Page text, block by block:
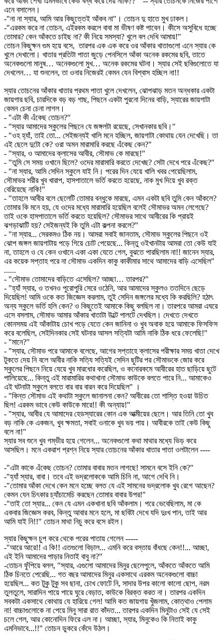
এনে বসালেন।
-"না না স্যার, আমি আর কিছুত্তেই আঁকব না"। তোচন দু হাতে মুখ ঢাকল।
-"এরকম করে না তোচন, এইরকম করলে বাবা মা ভীষণ কষ্ট পাবেন। কীসে অসুবিধে হচ্ছে
তোমার? কেন আঁকতে চাইছ না? কী নিয়ে সমস্যা? খুলে বল দেখি আমায়!"
তোচন কিছুক্ষন গুম হয়ে বসে, তারপর এক এক করে ওর আঁকার খাতাগুলো এনে স্যার কে
খুলে দেখালো। খাতার প্রতিটা পাতা জুড়ে পেনসিলে আঁকা অনেক রকমের ছবি, তাতে
অনেকগুলো মানুষ… অনেকগুলো মুখ… অনেক রকমের ঘটনা। স্যার সেই ছবিগুলোতে যা
দেখলেন… যা শুনলেন, তা ওনার নিজেরই কেমন যেন বিশ্বাস হচ্ছিল না!!
স্যার তোচনের আঁকার খাতার প্রথম পাতা খুলে দেখলেন, ঝোপঝাড় মতন অন্ধকার একটা
জায়গার ছবি, চারদিকে বড় বড় গাছ, পিছনে একটা পুরনো দিনের বাড়ি, স্যারের জায়গাটা
কেমন চেনা চেনা লাগল।
- "এটা কী এঁকেছ তোচন?"
- "স্যার আমাদের স্কুলের পিছনে যে জঙ্গলটা রয়েছে, সেখানকার ছবি।"
- "ওহ হ্যাঁ, তাই তো... সেইজন্যই খালি মনে হচ্ছিল, জায়গাটা কোথায় যেন দেখেছি। তা
এই ছেলে দুটো কে? ওরা অমন মারামারি করছে এঁকেছ কেন?"
- "স্যার, ও আমাদের ক্লাসের আবীর, সৌমাভ কে মারছে!"
- "তুমি সে সময় ওখানে ছিলে? ওদের মারামারি করতে দেখেছ? সেটা দেখে পরে এঁকেছ?"
- "না স্যার, আমি সেদিন স্কুলে যাই নি। পরের দিন যেয়ে খালি খবর পেয়েছিলাম,
সৌমাভর শরীর খুব খারাপ, হাসপাতালে ভর্তি করতে হয়েছে, নাক মুখ দিয়ে খুব রক্ত
বেরিয়েছে নাকি!"
- "তাহলে আবীর বলে ছেলেটি তোমার বন্ধুকে মারছে, এমন একটা ছবি তুমি কেন আঁকলে?
তোমার কি মনে হয়, যে ওদের মধ্যে মারামারি হয়েছিল বলেই সৌমাভর অমন লেগেছে?
তাই ওকে হাসপাতালে ভর্তি করতে হয়েছিল? সৌমাভর সাথে আবীরের কি প্রায়ই
ঝগড়াঝাটি হয়? সেইজন্যই কি তুমি এটা কল্পনা করলে?"
- "না স্যার... সেরকমও ঠিক নয়। আমরা সবাই জানতাম, সৌমাভ স্কুলের পিছনে ওই
ঝোপ জঙ্গল জায়গাটায় পড়ে গিয়ে চোট পেয়েছে... কিন্তু ওইখানটায় আমরা তো কেউ যাই
না, তাহলে ও যে কেন ওখানে একা একা যেতে গেল, বুঝতে পারছিলাম না!! জানেন স্যার,
এর কয়েক সপ্তাহ পরে না সৌমাভ একদিন কাকু কাকীমার সাথে আমাদের বাড়ি এসেছিল"
......
- "সৌমাভ তোমাদের বাড়িতে এসেছিল? আচ্ছা… তারপর?"
- "হ্যাঁ স্যার, ও তখনও পুরোপুরি সেরে ওঠেনি, আর আমাদের স্কুলও ততদিনে ছেড়ে
দিয়েছিল! আমি ওকে কত জিজ্ঞেস করলাম, তুই সেদিন জঙ্গলের মধ্যে কি করছিলি? হঠাৎ
অন্য স্কুলে ভর্তি হলি কেন? ও কিছুতেই আমাকে কিছু বলছিল না। তারপরে আমরা এঘরে
এসে বসলাম, সৌমাভ আমার আঁকার খাতাটা উল্টে পালটে দেখছিল। দেখতে দেখতে
কোনসময় এই আঁকাটায় চোখ পড়ে যেতে কেন জানিনা ও খুব অবাক হয়ে আমাকে ফিসফিস
করে বলেছিল, সেইদিনকার সেই ঘটনার আসল সত্যিটা আমি নাকি ঠিক ধরে ফেলেছি!"
- "মানে?"
- "স্যার, সৌমাভ পরে আমাকে বলেছে, আগের সপ্তাহে ক্লাসের পরীক্ষার সময় খাতা দেখে
টুকতে দেয় নি বলে আবীর নাকি সত্যি সত্যিই সেদিন ছুটির পর সৌমাভকে জোর করে
স্কুলের পিছনে নিয়ে যেয়ে খুব মারধোর করেছিল, ও কনোরকমে আবীরের হাত ছাড়িয়ে ছুটে
পালিয়েছে... কিন্তু এই মারামারির কথাখানা সৌমাভ কাউকে বলতে পারে নি... আমাকেও
এই ঘটনাটা স্কুলে বলতে বার বার বারন করে দিয়েছিল" ।
- "কিন্ত সৌমাভ এই কথাটা স্কুলে জানালনা কেন? আবীরের তো শাস্তি হওয়া উচিত
ছিল! এরকম ভাবে কেউ কাউকে মারে!! কী অন্যায়!"
- "স্যার, আবীর যে আমাদের হেডস্যারের কোন এক আত্মীয়ের ছেলে। আর তিনি তো খুব
বড় নাকি কে একজন, খুব ক্ষমতা, সবাই ওনাকে খুব ভয় পায়। আবীরকে তাই কেউ কিছু
বলে না!"
স্যার সব শুনে খুব গম্ভীর হয়ে গেলেন... অনেকগুলো কথা মাথার মধ্যে ভিড় করে
আসছিল। মনে একরাশ প্রশ্ন নিয়ে স্যার তোচনের আঁকার খাতার পাতা ওলটালেন ----
-"এটা কাকে এঁকেছ তোচন? তোমার বাবার মতন লাগছে! সামনে বসে ইনি কে?"
-"হ্যাঁ স্যার, বাবা। তবে এই ভদ্রলোককে আমি চিনি না, আগে দেখি নি।
-"তোমার আঁকা দেখে কেন মনে হচ্ছে বলত যে এই সামনের ভদ্রলোক খুব রেগে আছেন?
কেমন যেন চিৎকার চ্যাঁচামেচি করছেন তোমার বাবার উপর!"
-"তাই তো স্যার... কেন যে এমন একখানা ছবি আঁকলাম। পরে ভেবেছিলাম, মা কে
একবার জিজ্ঞেস করব, কিন্তু আবার মনে হলে, মা ছবিটা দেখে যদি দুঃখ পান, তাই আর
আমি যাই নি!!" তোচন মাথা নিচু করে বসে রইল।
স্যার কিছুক্ষন চুপ করে থেকে পরের পাতায় গেলেন -----
-"আরে আরে!! এ কি!! এতগুলো বিড়াল... এমনি করে বস্তায় বাঁধছে কেন!!... আচ্ছা,
এই ইনি আমাদের পাড়ার নিতাই বাবু না?"
-তোচন ফুঁপিয়ে বলল, "স্যার, এগুলো আমাদের মিনুর ছেলেপুলে, আঁকতে আঁকতে আমি
ঠিক চিনতে পেরেছি... গত বছর আমাদের মিনুর একসাথে এরকম অনেকগুলো বাচ্চা
হয়েছিল... কত টুকু টুকু সব ছানা, চোখ ফোটে নি, সাদার উপর কালো কালো ছোপ, নরম
তুলতুলে, সারাদিন পায়ে পায়ে ঘুরে বেড়াত, কাউকে বিরক্ত করত না। তারপর একদিন
সবকটা একসাথে কোথায় যে হারিয়ে গেল! আমি কত জায়গায় খুঁজলাম, কোত্থাও পেলাম
না! বাচ্চাগুলোকে না পেয়ে মিনু সারা রাত কাঁদত... তারপর একদিন মিনুটাও সেই যে সেই
চলে গেল, আর কোনোদিন ফিরে এল না। আচ্ছা, স্যার, মিনুকেও কি নিতাই কাকু
এমনিভাবে...!!" তোচন ডুকরে কেঁদে উঠল।